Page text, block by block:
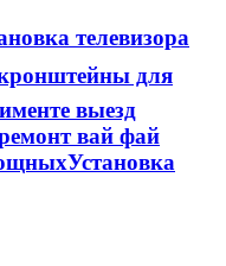
телевизора
для
выезд
вай фай